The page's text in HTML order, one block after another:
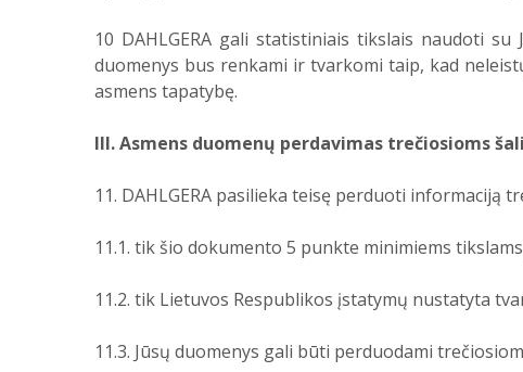
10 DAHLGERA gali statistiniais tikslais naudoti
duomenys bus renkami ir tvarkomi taip, kad
asmens tapatybę.
III. Asmens duomenų perdavimas trečiosioms
11. DAHLGERA pasilieka teisę perduoti informaciją
11.1. tik šio dokumento 5 punkte minimiems
11.2. tik Lietuvos Respublikos įstatymų nustatyta
11.3. Jūsų duomenys gali būti perduodami